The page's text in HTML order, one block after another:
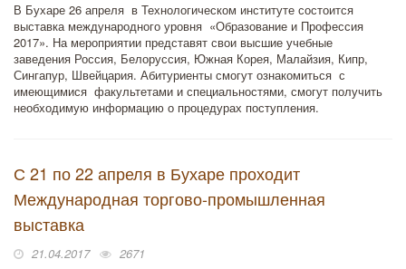
В Бухаре 26 апреля в Технологическом институте состоится
выставка международного уровня «Образование и Профессия
2017». На мероприятии представят свои высшие учебные
заведения Россия, Белоруссия, Южная Корея, Малайзия, Кипр,
Сингапур, Швейцария. Абитуриенты смогут ознакомиться с
имеющимися факультетами и специальностями, смогут получить
необходимую информацию о процедурах поступления.
С 21 по 22 апреля в Бухаре проходит
Международная торгово-промышленная
выставка
21.04.2017
2671